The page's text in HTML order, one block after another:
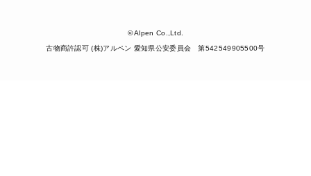
© Alpen Co.,Ltd.
古物商許認可 (株)アルペン 愛知県公安委員会 第542549905500号